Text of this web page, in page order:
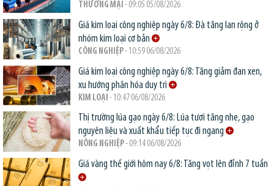
THƯƠNG MẠI - 09:05 05/08/2026
Giá kim loại công nghiệp ngày 6/8: Đà tăng lan rộng ở
nhóm kim loại cơ bản
CÔNG NGHIỆP- 10:59 06/08/2026
Giá kim loại công nghiệp ngày 6/8: Tăng giảm đan xen,
xu hướng phân hóa duy trì
KIM LOẠI - 10:47 06/08/2026
Thị trường lúa gạo ngày 6/8: Lúa tươi tăng nhẹ, gạo
nguyên liệu và xuất khẩu tiếp tục đi ngang
NÔNG NGHIỆP- 09:14 06/08/2026
Giá vàng thế giới hôm nay 6/8: Tăng vọt lên đỉnh 7 tuần